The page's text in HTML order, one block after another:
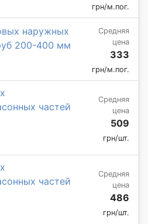
грн/м.пог.
наружных
200-400 мм
Средняя
цена
333
грн/м.пог.
частей
Средняя
цена
509
грн/шт.
частей
Средняя
цена
486
грн/шт.